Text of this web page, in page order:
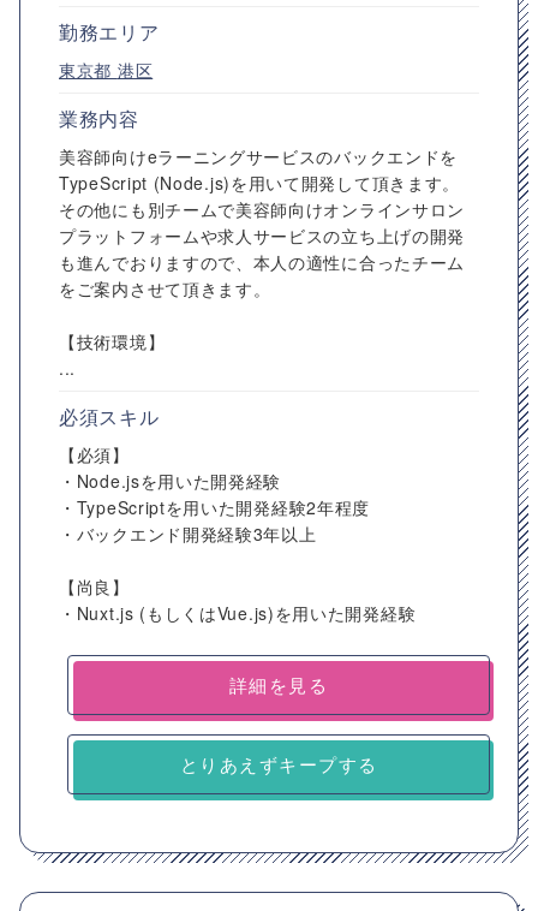
勤務エリア
東京都 港区
業務内容
美容師向けeラーニングサービスのバックエンドを
TypeScript (Node.js)を用いて開発して頂きます。
その他にも別チームで美容師向けオンラインサロン
プラットフォームや求人サービスの立ち上げの開発
も進んでおりますので、本人の適性に合ったチーム
をご案内させて頂きます。
【技術環境】
...
必須スキル
【必須】
・Node.jsを用いた開発経験
・TypeScriptを用いた開発経験2年程度
・バックエンド開発経験3年以上
【尚良】
・Nuxt.js (もしくはVue.js)を用いた開発経験
詳細を見る
とりあえずキープする